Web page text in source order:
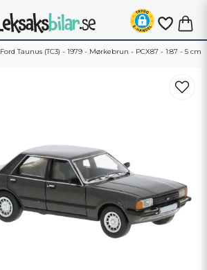
Ford Taunus (TC3) - 1979 - Mørkebrun - PCX87 - 1:87 - 5 cm